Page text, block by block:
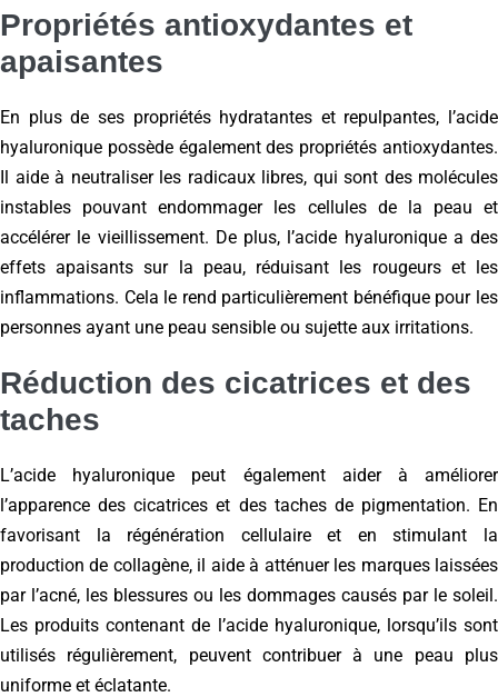
Propriétés antioxydantes et
apaisantes
En plus de ses propriétés hydratantes et repulpantes, l’acide
hyaluronique possède également des propriétés antioxydantes.
Il aide à neutraliser les radicaux libres, qui sont des molécules
instables pouvant endommager les cellules de la peau et
accélérer le vieillissement. De plus, l’acide hyaluronique a des
effets apaisants sur la peau, réduisant les rougeurs et les
inflammations. Cela le rend particulièrement bénéfique pour les
personnes ayant une peau sensible ou sujette aux irritations.
Réduction des cicatrices et des
taches
L’acide hyaluronique peut également aider à améliorer
l’apparence des cicatrices et des taches de pigmentation. En
favorisant la régénération cellulaire et en stimulant la
production de collagène, il aide à atténuer les marques laissées
par l’acné, les blessures ou les dommages causés par le soleil.
Les produits contenant de l’acide hyaluronique, lorsqu’ils sont
utilisés régulièrement, peuvent contribuer à une peau plus
uniforme et éclatante.